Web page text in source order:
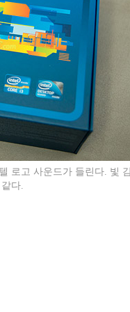
로고 사운드가 들린다. 빛
다.